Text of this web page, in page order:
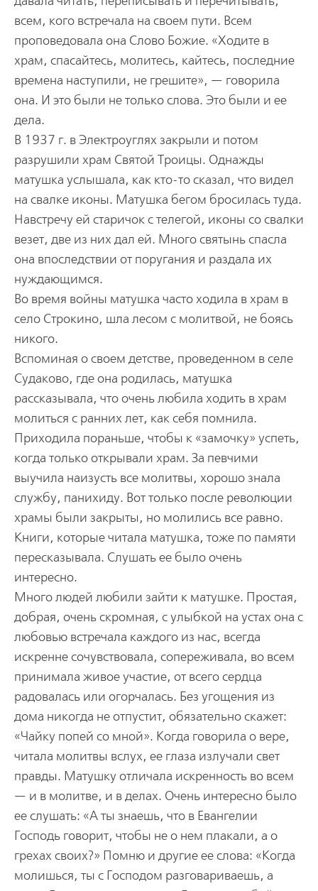
всем, кого встречала на своем пути. Всем
проповедовала она Слово Божие. «Ходите в
храм, спасайтесь, молитесь, кайтесь, последние
времена наступили, не грешите», — говорила
она. И это были не только слова. Это были и ее
дела.
В 1937 г. в Электроуглях закрыли и потом
разрушили храм Святой Троицы. Однажды
матушка услышала, как кто-то сказал, что видел
на свалке иконы. Матушка бегом бросилась туда.
Навстречу ей старичок с телегой, иконы со свалки
везет, две из них дал ей. Много святынь спасла
она впоследствии от поругания и раздала их
нуждающимся.
Во время войны матушка часто ходила в храм в
село Строкино, шла лесом с молитвой, не боясь
никого.
Вспоминая о своем детстве, проведенном в селе
Судаково, где она родилась, матушка
рассказывала, что очень любила ходить в храм
молиться с ранних лет, как себя помнила.
Приходила пораньше, чтобы к «замочку» успеть,
когда только открывали храм. За певчими
выучила наизусть все молитвы, хорошо знала
службу, панихиду. Вот только после революции
храмы были закрыты, но молились все равно.
Книги, которые читала матушка, тоже по памяти
пересказывала. Слушать ее было очень
интересно.
Много людей любили зайти к матушке. Простая,
добрая, очень скромная, с улыбкой на устах она с
любовью встречала каждого из нас, всегда
искренне сочувствовала, сопереживала, во всем
принимала живое участие, от всего сердца
радовалась или огорчалась. Без угощения из
дома никогда не отпустит, обязательно скажет:
«Чайку попей со мной». Когда говорила о вере,
читала молитвы вслух, ее глаза излучали свет
правды. Матушку отличала искренность во всем
— и в молитве, и в делах. Очень интересно было
ее слушать: «А ты знаешь, что в Евангелии
Господь говорит, чтобы не о нем плакали, а о
грехах своих?» Помню и другие ее слова: «Когда
молишься, ты с Господом разговариваешь, а